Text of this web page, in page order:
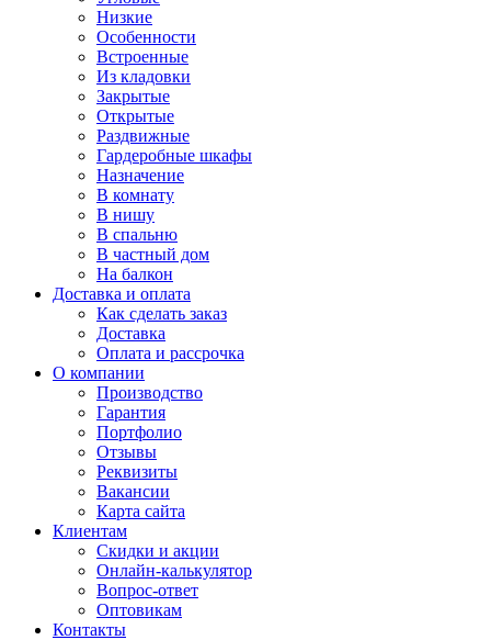
Низкие
Особенности
Встроенные
Из кладовки
Закрытые
Открытые
Раздвижные
Гардеробные шкафы
Назначение
В комнату
В нишу
В спальню
В частный дом
На балкон
Доставка и оплата
Как сделать заказ
Доставка
Оплата и рассрочка
О компании
Производство
Гарантия
Портфолио
Отзывы
Реквизиты
Вакансии
Карта сайта
Клиентам
Скидки и акции
Онлайн-калькулятор
Вопрос-ответ
Оптовикам
Контакты